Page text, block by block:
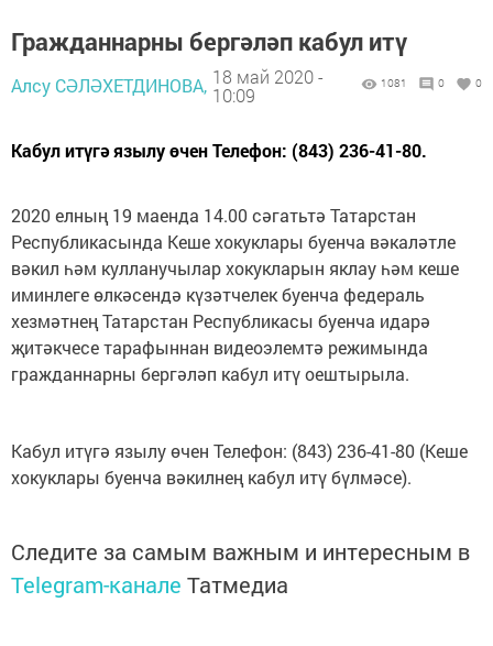
Гражданнарны бергәләп кабул итү
Алсу СӘЛӘХЕТДИНОВА, 18 май 2020 -
10:09
1081 0 0
Кабул итүгә язылу өчен Телефон: (843) 236-41-80.
2020 елның 19 маенда 14.00 сәгатьтә Татарстан
Республикасында Кеше хокуклары буенча вәкаләтле
вәкил һәм кулланучылар хокукларын яклау һәм кеше
иминлеге өлкәсендә күзәтчелек буенча федераль
хезмәтнең Татарстан Республикасы буенча идарә
җитәкчесе тарафыннан видеоэлемтә режимында
гражданнарны бергәләп кабул итү оештырыла.
Кабул итүгә язылу өчен Телефон: (843) 236-41-80 (Кеше
хокуклары буенча вәкилнең кабул итү бүлмәсе).
Следите за самым важным и интересным в
Telegram-канале Татмедиа